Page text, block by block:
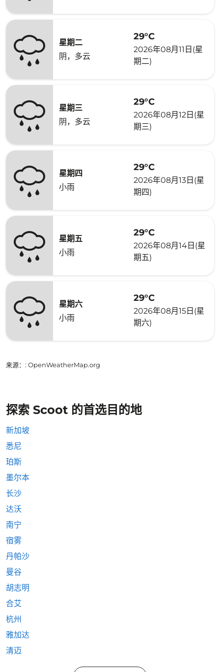
星期二
阴，多云
29°C
2026年08月11日(星
期二)
星期三
阴，多云
29°C
2026年08月12日(星
期三)
星期四
小雨
29°C
2026年08月13日(星
期四)
星期五
小雨
29°C
2026年08月14日(星
期五)
星期六
小雨
29°C
2026年08月15日(星
期六)
来源： : OpenWeatherMap.org
探索 Scoot 的首选目的地
新加坡
悉尼
珀斯
墨尔本
长沙
达沃
南宁
宿雾
丹帕沙
曼谷
胡志明
合艾
杭州
雅加达
清迈